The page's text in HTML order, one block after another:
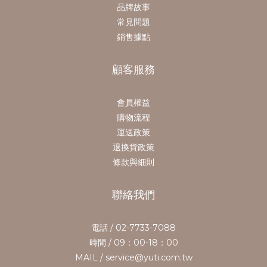
品牌故事
常見問題
銷售據點
顧客服務
會員權益
購物流程
運送政策
退換貨政策
條款與細則
聯絡我們
電話 / 02-7733-7088
時間 / 09：00-18：00
MAIL / service@yuti.com.tw